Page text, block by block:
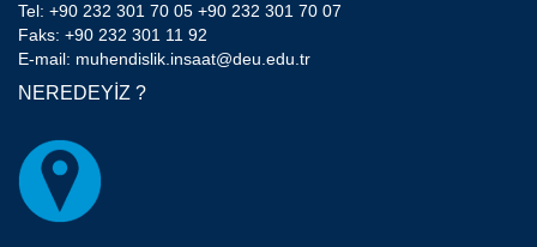
Tel: +90 232 301 70 05 +90 232 301 70 07
Faks: +90 232 301 11 92
E-mail: muhendislik.insaat@deu.edu.tr
NEREDEYİZ ?